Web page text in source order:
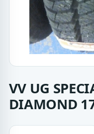
VV UG
DIAMOND